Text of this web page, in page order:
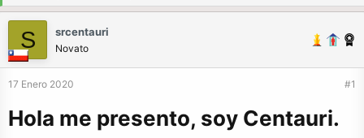
r
a
e
n
o
S srcentauri
Novato
17 Enero 2020 #1
Hola me presento, soy Centauri.